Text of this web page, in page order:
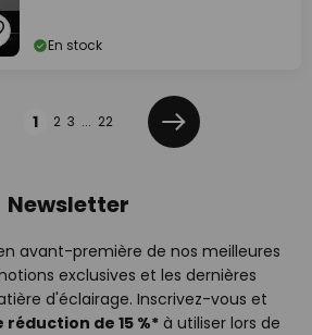
En stock
1 2 3 ... 22
Suivant
Newsletter
avant-première de nos meilleures
exclusives et les dernières
d'éclairage. Inscrivez-vous et
réduction de 15 %*à utiliser lors de